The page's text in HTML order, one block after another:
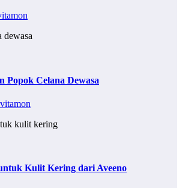
Popok Celana Dewasa
Kulit Kering dari Aveeno